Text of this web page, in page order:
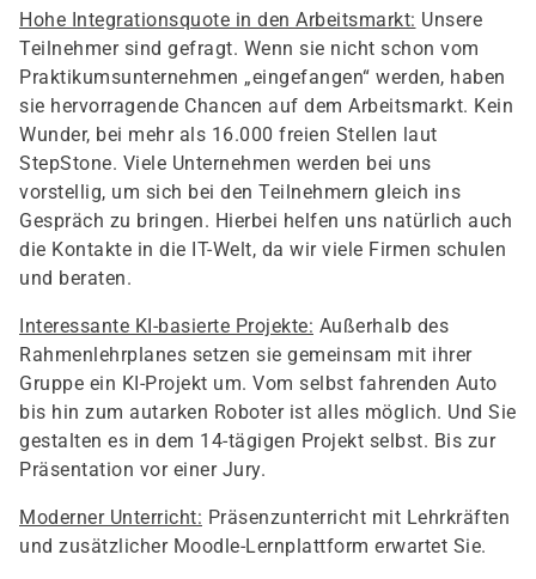
Hohe Integrationsquote in den Arbeitsmarkt: Unsere
Teilnehmer sind gefragt. Wenn sie nicht schon vom
Praktikumsunternehmen „eingefangen“ werden, haben
sie hervorragende Chancen auf dem Arbeitsmarkt. Kein
Wunder, bei mehr als 16.000 freien Stellen laut
StepStone. Viele Unternehmen werden bei uns
vorstellig, um sich bei den Teilnehmern gleich ins
Gespräch zu bringen. Hierbei helfen uns natürlich auch
die Kontakte in die IT-Welt, da wir viele Firmen schulen
und beraten.
Interessante KI-basierte Projekte: Außerhalb des
Rahmenlehrplanes setzen sie gemeinsam mit ihrer
Gruppe ein KI-Projekt um. Vom selbst fahrenden Auto
bis hin zum autarken Roboter ist alles möglich. Und Sie
gestalten es in dem 14-tägigen Projekt selbst. Bis zur
Präsentation vor einer Jury.
Moderner Unterricht: Präsenzunterricht mit Lehrkräften
und zusätzlicher Moodle-Lernplattform erwartet Sie.